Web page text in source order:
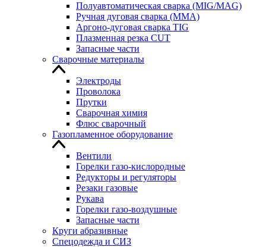
Полуавтоматическая сварка (MIG/MAG)
Ручная дуговая сварка (MMA)
Аргоно-дуговая сварка TIG
Плазменная резка CUT
Запасные части
Сварочные материалы
Электроды
Проволока
Прутки
Сварочная химия
Флюс сварочный
Газопламенное оборудование
Вентили
Горелки газо-кислородные
Редукторы и регуляторы
Резаки газовые
Рукава
Горелки газо-воздушные
Запасные части
Круги абразивные
Спецодежда и СИЗ